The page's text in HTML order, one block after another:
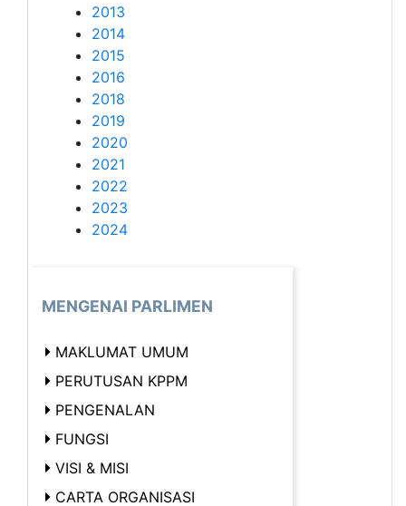
2013
2014
2015
2016
2018
2019
2020
2021
2022
2023
2024
MENGENAI PARLIMEN
MAKLUMAT UMUM
PERUTUSAN KPPM
PENGENALAN
FUNGSI
VISI & MISI
CARTA ORGANISASI